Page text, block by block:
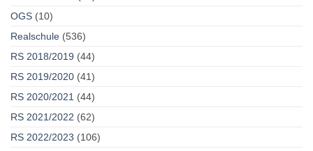
OGS (10)
Realschule (536)
RS 2018/2019 (44)
RS 2019/2020 (41)
RS 2020/2021 (44)
RS 2021/2022 (62)
RS 2022/2023 (106)